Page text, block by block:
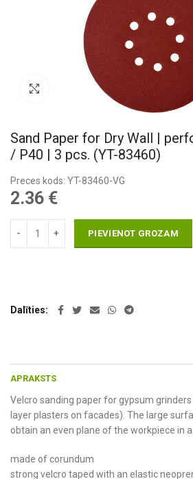
Sand Paper for Dry Wall |
/ P40 | 3 pcs. (YT-83460)
Preces kods: YT-83460-VG
2.36 €
PIEVIENOT GROZAM
Dalīties
APRAKSTS
Velcro sanding paper for gypsum
layer plasters on facades). The large
obtain an even plane of the workpiece in
made of corundum
strong velcro taped with an elastic